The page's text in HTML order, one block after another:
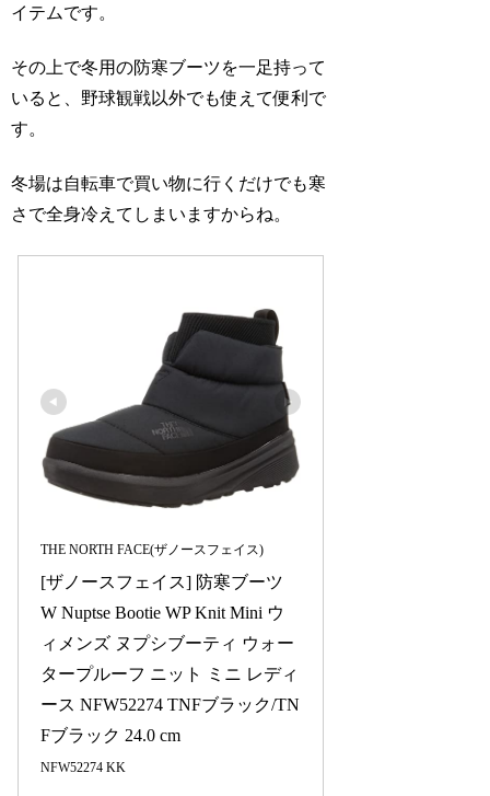
イテムです。
その上で冬用の防寒ブーツを一足持って
いると、野球観戦以外でも使えて便利で
す。
冬場は自転車で買い物に行くだけでも寒
さで全身冷えてしまいますからね。
THE NORTH FACE(ザノースフェイス)
[ザノースフェイス] 防寒ブーツ
W Nuptse Bootie WP Knit Mini ウ
ィメンズ ヌプシブーティ ウォー
タープルーフ ニット ミニ レディ
ース NFW52274 TNFブラック/TN
Fブラック 24.0 cm
NFW52274 KK